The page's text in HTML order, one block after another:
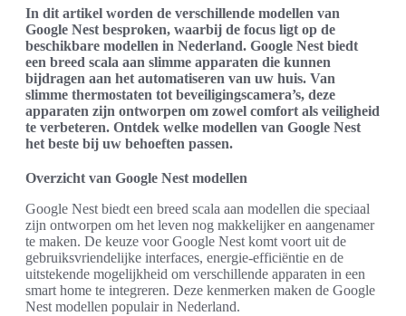
In dit artikel worden de verschillende modellen van
Google Nest besproken, waarbij de focus ligt op de
beschikbare modellen in Nederland. Google Nest biedt
een breed scala aan slimme apparaten die kunnen
bijdragen aan het automatiseren van uw huis. Van
slimme thermostaten tot beveiligingscamera’s, deze
apparaten zijn ontworpen om zowel comfort als veiligheid
te verbeteren. Ontdek welke modellen van Google Nest
het beste bij uw behoeften passen.
Overzicht van Google Nest modellen
Google Nest biedt een breed scala aan modellen die speciaal
zijn ontworpen om het leven nog makkelijker en aangenamer
te maken. De keuze voor Google Nest komt voort uit de
gebruiksvriendelijke interfaces, energie-efficiëntie en de
uitstekende mogelijkheid om verschillende apparaten in een
smart home te integreren. Deze kenmerken maken de Google
Nest modellen populair in Nederland.